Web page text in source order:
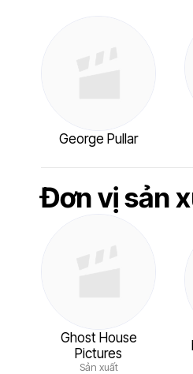
George Pullar
Đơn vị sản
Ghost House
Pictures
Sản xuất